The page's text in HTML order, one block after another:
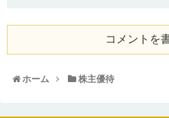
コメントを
ホーム 株主優待